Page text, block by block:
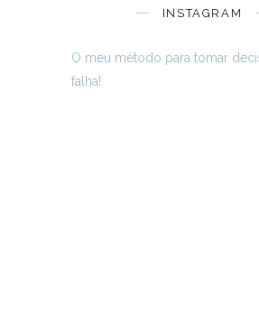
INSTAGRAM
O meu método para tomar
falha!